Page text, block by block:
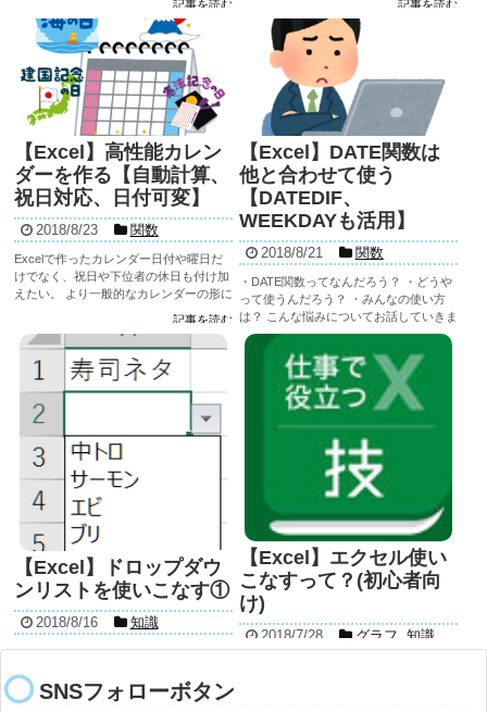
う。 他のグラフの作り方やグラフのちょ
っとした小技も紹介しています。 ...
記事を読む
トの保護は共有や入力の効率化...
記事を読む
【Excel】高性能カレン
ダーを作る【自動計算、
祝日対応、日付可変】
2018/8/23 関数
Excelで作ったカレンダー日付や曜日だ
けでなく、祝日や下位者の休日も付け加
えたい。 より一般的なカレンダーの形に
カレンダーを作っていきます。 ...
記事を読む
【Excel】DATE関数は
他と合わせて使う
【DATEDIF、
WEEKDAYも活用】
2018/8/21 関数
・DATE関数ってなんだろう？ ・どうや
って使うんだろう？ ・みんなの使い方
は？ こんな悩みについてお話していきま
す。最初に言っておきますがDATE関数
を単体で使うシーンはあまりありませ
ん。 具体的な使用例も含めて確認してい
きましょう。 ...
記事を読む
【Excel】ドロップダウ
ンリストを使いこなす①
2018/8/16 知識
ドロップダウンリストって？ ドロップダ
る)はこんな形の入力フォームです。使
えるとこんな便利‼︎ 他の人でも使いやす
【Excel】エクセル使い
こなすって？(初心者向
け)
2018/7/28 グラフ 知識
関数
SNSフォローボタン